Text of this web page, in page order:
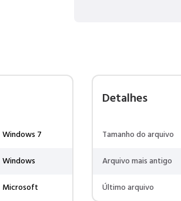
Windows 7
Windows
Microsoft
Detalhes
Tamanho do arquivo
Arquivo mais antigo
Último arquivo